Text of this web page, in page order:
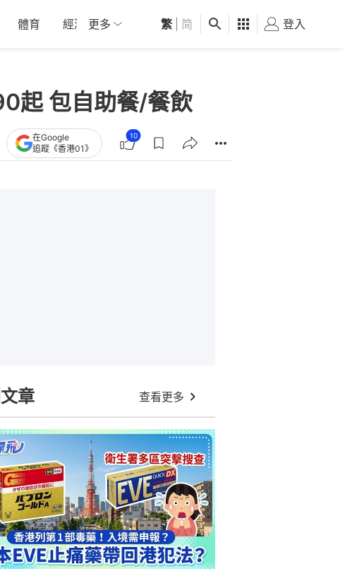
體育 經濟 01深圳 觀點 健康 好食玩飛
更多 繁 简 登入
起 包自助餐/餐飲
在Google
追蹤《香港01》
10
章 查看更多